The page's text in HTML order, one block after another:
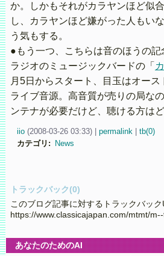
か。しかもそれがカラヤンほど似
し、カラヤンほど嫌がった人もい
う気もする。
●もう一つ、こちらは音のほうの
ラジオのミュージックバードの「
月5日からスタート、目玉はオー
ライブ音源。高音質が売りの局な
ンテナが必要だけど、聴ける方はど
iio (2008-03-26 03:33) permalink| tb(0)
カテゴリ : News
トラックバック(0)
このブログ記事に対するトラックバック
https://www.classicajapan.com/mtmt/
あなたのためのAI